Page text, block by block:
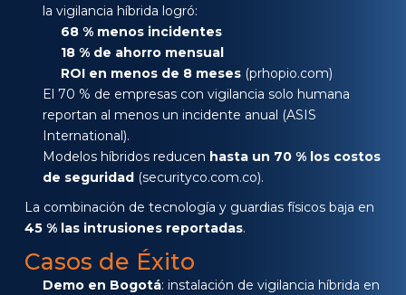
la vigilancia híbrida logró:
68 % menos incidentes
18 % de ahorro mensual
ROI en menos de 8 meses(prhopio.com)
El 70 % de empresas con vigilancia solo humana
reportan al menos un incidente anual (ASIS
International).
Modelos híbridos reducen hasta un 70 % los costos
de seguridad(securityco.com.co).
La combinación de tecnología y guardias físicos baja en
45 % las intrusiones reportadas.
Casos de Éxito
Demo en Bogotá: instalación de vigilancia híbrida en